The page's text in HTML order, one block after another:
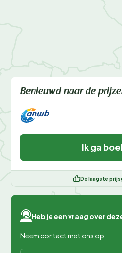
Benieuwd naar de
Ik ga
De laagste
Heb je een vraag over
Neem contact met ons op